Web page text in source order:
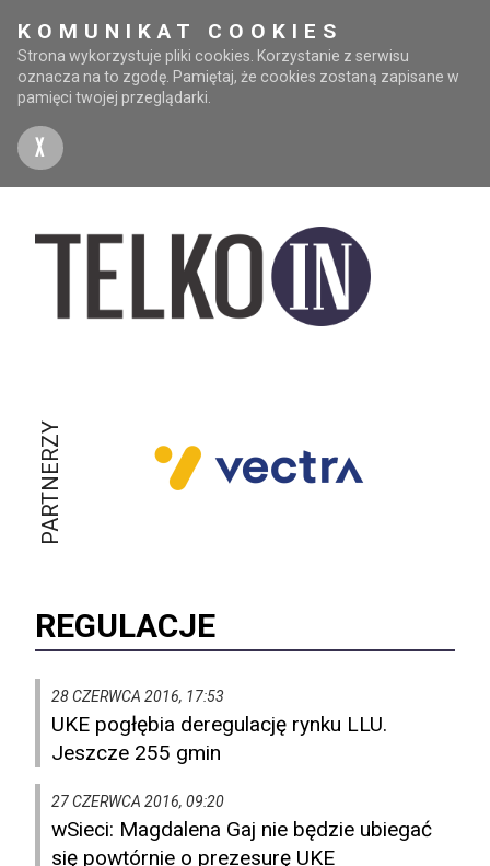
KOMUNIKAT COOKIES
Strona wykorzystuje pliki cookies. Korzystanie z serwisu
oznacza na to zgodę. Pamiętaj, że cookies zostaną zapisane w
pamięci twojej przeglądarki.
X
PARTNERZY
REGULACJE
28 CZERWCA 2016, 17:53
UKE pogłębia deregulację rynku LLU.
Jeszcze 255 gmin
27 CZERWCA 2016, 09:20
wSieci: Magdalena Gaj nie będzie ubiegać
się powtórnie o prezesurę UKE